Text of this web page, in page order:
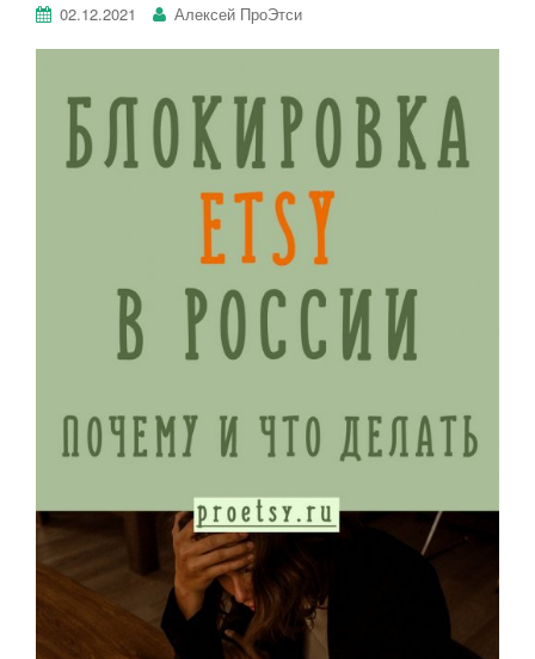
02.12.2021 Алексей ПроЭтси